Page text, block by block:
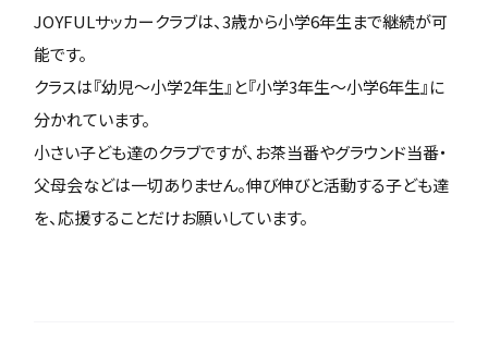
JOYFULサッカークラブは、3歳から小学6年生まで継続が可
能です。
クラスは『幼児～小学2年生』と『小学3年生～小学6年生』に
分かれています。
小さい子ども達のクラブですが、お茶当番やグラウンド当番・
父母会などは一切ありません。伸び伸びと活動する子ども達
を、応援することだけお願いしています。